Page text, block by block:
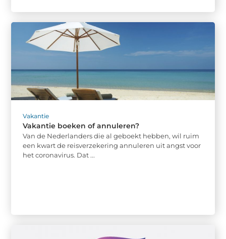
Vakantie
Vakantie boeken of annuleren?
Van de Nederlanders die al geboekt hebben, wil ruim
een kwart de reisverzekering annuleren uit angst voor
het coronavirus. Dat ...